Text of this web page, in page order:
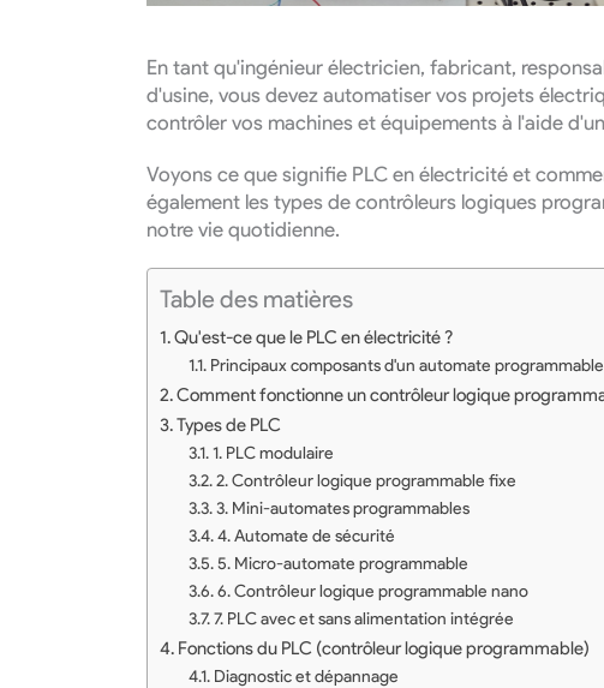
En tant qu'ingénieur électricien, fabricant,
d'usine, vous devez automatiser vos projets
contrôler vos machines et équipements à l'aide
Voyons ce que signifie PLC en électricité et
également les types de contrôleurs logiques
notre vie quotidienne.
Table des matières
Qu'est-ce que le PLC en électricité ?
Principaux composants d'un automate programmable
Comment fonctionne un contrôleur logique
Types de PLC
1. PLC modulaire
2. Contrôleur logique programmable fixe
3. Mini-automates programmables
4. Automate de sécurité
5. Micro-automate programmable
6. Contrôleur logique programmable nano
7. PLC avec et sans alimentation intégrée
Fonctions du PLC (contrôleur logique programmable)
Diagnostic et dépannage